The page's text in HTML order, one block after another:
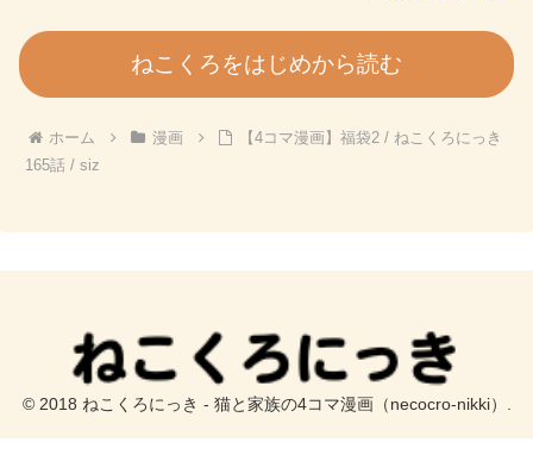
ねこくろをはじめから読む
ホーム 漫画
【4コマ漫画】福袋2 / ねこくろにっき
165話 / siz
© 2018 ねこくろにっき - 猫と家族の4コマ漫画（necocro-nikki）.